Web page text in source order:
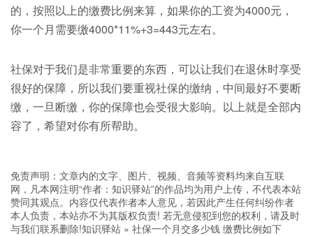
的，按照以上的缴费比例来算，如果你的工资为4000元，
你一个月需要缴4000*11%+3=443元左右。
社保对于我们是非常重要的东西，可以让我们在退休时享受
很好的保障，所以我们要重视社保的缴纳，中间最好不要断
缴，一旦断缴，你的保障也会受很大影响。以上就是全部内
容了，希望对你有所帮助。
免责声明：文章内的文字、图片、视频、音频等资料均来自互联
网，凡本网注明“作者：知识驿站”的作品均为用户上传，不代表本站
赞同其观点。内容仅代表作者本人意见，若因此产生任何纠纷作者
本人负责，本站亦不为其版权负责! 若无意侵犯到您的权利，请及时
与我们联系删除!知识驿站 » 社保一个月交多少钱 缴费比例如下